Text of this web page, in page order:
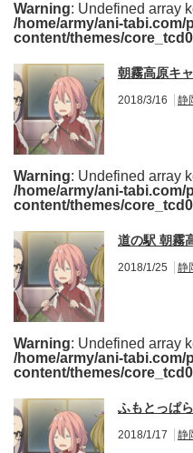
Warning: Undefined array
/home/army/ani-tabi.com/
content/themes/
朝霧高原キ
2018/3/16 静
Warning: Undefined array
/home/army/ani-tabi.com/
content/themes/
道の駅 朝霧
2018/1/25 静
Warning: Undefined array
/home/army/ani-tabi.com/
content/themes/
ふもとっぱ
2018/1/17 静